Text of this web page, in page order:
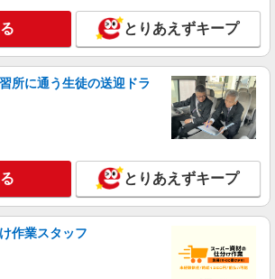
とりあえずキープ
所に通う生徒の送迎ドラ
とりあえずキープ
作業スタッフ